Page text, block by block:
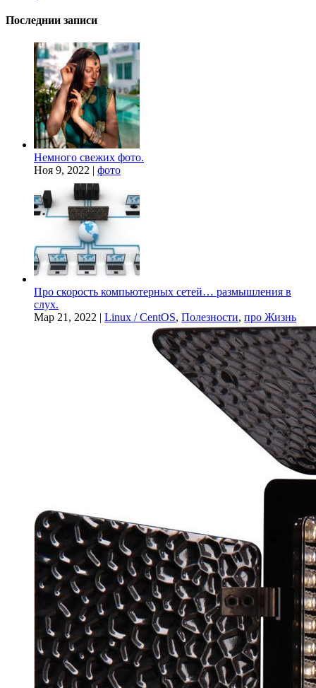
Последнии записи
Немного свежих фото.
Ноя 9, 2022 | фото
Про скорость компьютерных сетей… размышления в
слух.
Мар 21, 2022 | Linux / CentOS, Полезности, про Жизнь